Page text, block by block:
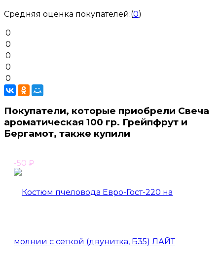
Средняя оценка покупателей:(0)
0
0
0
0
0
Покупатели, которые приобрели Свеча
ароматическая 100 гр. Грейпфрут и
Бергамот, также купили
-50 ₽